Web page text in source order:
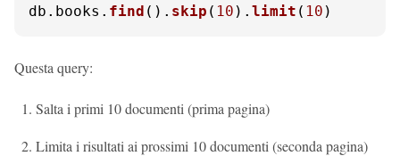
db. books . find (). skip ( 10 ). limit ( 10 )
Questa query:
Salta i primi 10 documenti (prima pagina)
Limita i risultati ai prossimi 10 documenti (seconda pagina)